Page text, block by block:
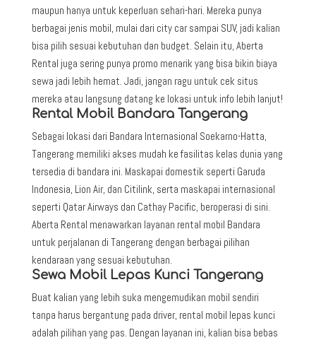
maupun hanya untuk keperluan sehari-hari. Mereka punya
berbagai jenis mobil, mulai dari city car sampai SUV, jadi kalian
bisa pilih sesuai kebutuhan dan budget. Selain itu, Aberta
Rental juga sering punya promo menarik yang bisa bikin biaya
sewa jadi lebih hemat. Jadi, jangan ragu untuk cek situs
mereka atau langsung datang ke lokasi untuk info lebih lanjut!
Rental Mobil Bandara Tangerang
Sebagai lokasi dari Bandara Internasional Soekarno-Hatta,
Tangerang memiliki akses mudah ke fasilitas kelas dunia yang
tersedia di bandara ini. Maskapai domestik seperti Garuda
Indonesia, Lion Air, dan Citilink, serta maskapai internasional
seperti Qatar Airways dan Cathay Pacific, beroperasi di sini.
Aberta Rental menawarkan layanan rental mobil Bandara
untuk perjalanan di Tangerang dengan berbagai pilihan
kendaraan yang sesuai kebutuhan.
Sewa Mobil Lepas Kunci Tangerang
Buat kalian yang lebih suka mengemudikan mobil sendiri
tanpa harus bergantung pada driver, rental mobil lepas kunci
adalah pilihan yang pas. Dengan layanan ini, kalian bisa bebas